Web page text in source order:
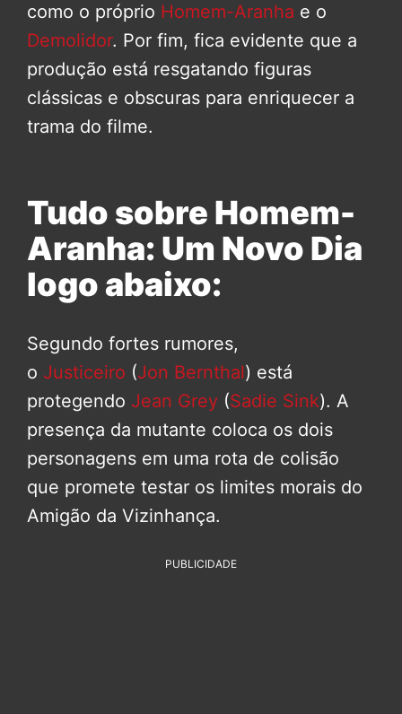
como o próprio Homem-Aranha e o
Demolidor. Por fim, fica evidente que a
produção está resgatando figuras
clássicas e obscuras para enriquecer a
trama do filme.
Tudo sobre Homem-
Aranha: Um Novo Dia
logo abaixo:
Segundo fortes rumores,
o Justiceiro (Jon Bernthal) está
protegendo Jean Grey (Sadie Sink). A
presença da mutante coloca os dois
personagens em uma rota de colisão
que promete testar os limites morais do
Amigão da Vizinhança.
PUBLICIDADE